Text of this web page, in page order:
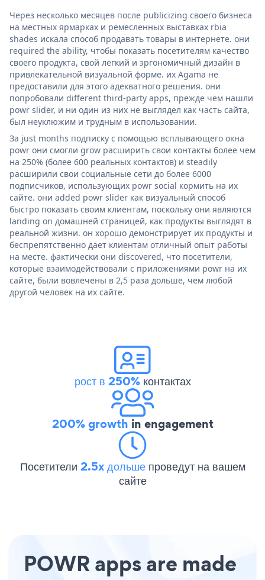
Через несколько месяцев после publicizing своего бизнеса
на местных ярмарках и ремесленных выставках rbia
shades искала способ продавать товары в интернете. они
required the ability, чтобы показать посетителям качество
своего продукта, свой легкий и эргономичный дизайн в
привлекательной визуальной форме. их Agama не
предоставили для этого адекватного решения. они
попробовали different third-party apps, прежде чем нашли
powr slider, и ни один из них не выглядел как часть сайта,
был неуклюжим и трудным в использовании.
За just months подписку с помощью всплывающего окна
powr они смогли grow расширить свои контакты более чем
на 250% (более 600 реальных контактов) и steadily
расширили свои социальные сети до более 6000
подписчиков, использующих powr social кормить на их
сайте. они added powr slider как визуальный способ
быстро показать своим клиентам, поскольку они являются
landing on домашней страницей, как продукты выглядят в
реальной жизни. он хорошо демонстрирует их продукты и
беспрепятственно дает клиентам отличный опыт работы
на месте. фактически они discovered, что посетители,
которые взаимодействовали с приложениями powr на их
сайте, были вовлечены в 2,5 раза дольше, чем любой
другой человек на их сайте.
рост в 250%контактах
200% growth in engagement
Посетители 2.5x дольше проведут на вашем
сайте
POWR apps are made